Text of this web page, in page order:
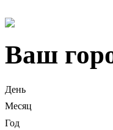
Ваш
День
Месяц
Год